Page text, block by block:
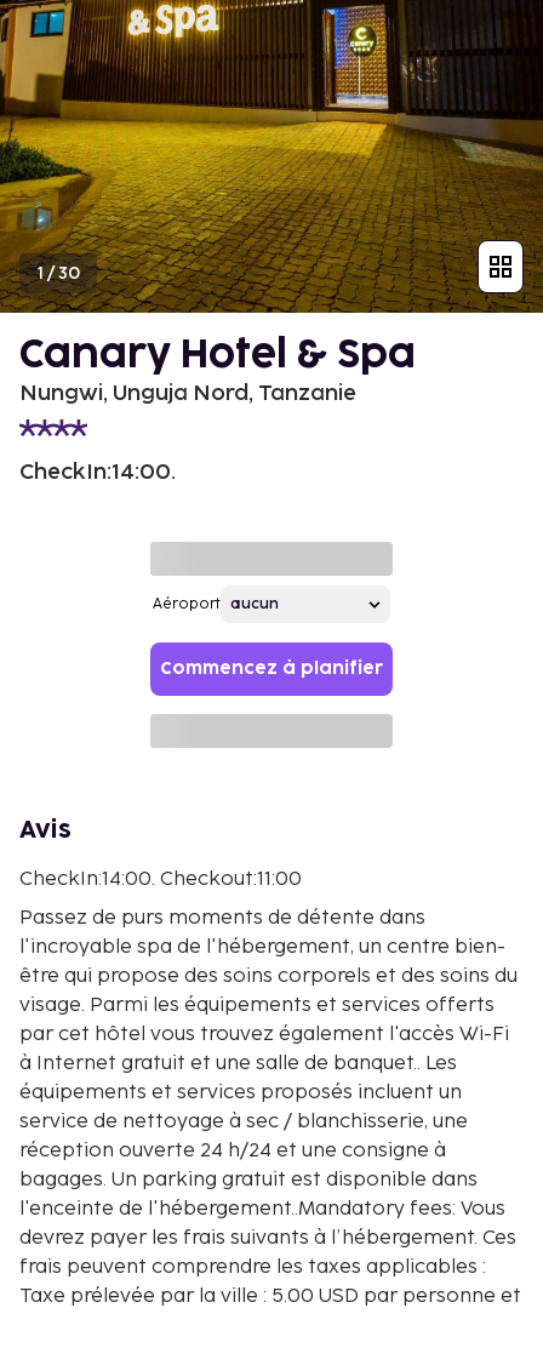
1/30
Canary Hotel & Spa
Nungwi, Unguja Nord, Tanzanie
CheckIn:14:00.
Aéroport
Commencez à planifier
Avis
CheckIn:14:00. Checkout:11:00
Passez de purs moments de détente dans
l'incroyable spa de l'hébergement, un centre bien-
être qui propose des soins corporels et des soins du
visage. Parmi les équipements et services offerts
par cet hôtel vous trouvez également l'accès Wi-Fi
à Internet gratuit et une salle de banquet.. Les
équipements et services proposés incluent un
service de nettoyage à sec / blanchisserie, une
réception ouverte 24 h/24 et une consigne à
bagages. Un parking gratuit est disponible dans
l'enceinte de l'hébergement..Mandatory fees: Vous
devrez payer les frais suivants à l’hébergement. Ces
frais peuvent comprendre les taxes applicables :
Taxe prélevée par la ville : 5.00 USD par personne et